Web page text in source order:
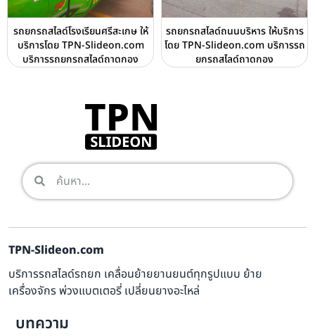
รถยกรถสไลด์โรงเรียนศรีสะเกษ ให้
บริการโดย TPN-Slideon.com
บริการรถยกรถสไลด์ถาดกอง
รถยกรถสไลด์ถนนบริหาร ให้บริการ
โดย TPN-Slideon.com บริการรถ
ยกรถสไลด์ถาดกอง
TPN-Slideon.com
บริการรถสไลด์รถยก เคลื่อนย้ายยานยนต์ทุกรูปแบบ ย้าย
เครื่องจักร พ่วงแบตเตอรี่ เปลี่ยนยางอะไหล่
บทความ